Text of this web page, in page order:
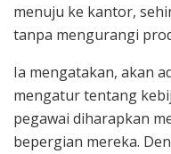
menuju ke kantor,
tanpa mengurangi
Ia mengatakan, akan
mengatur tentang
pegawai diharapkan
bepergian mereka.